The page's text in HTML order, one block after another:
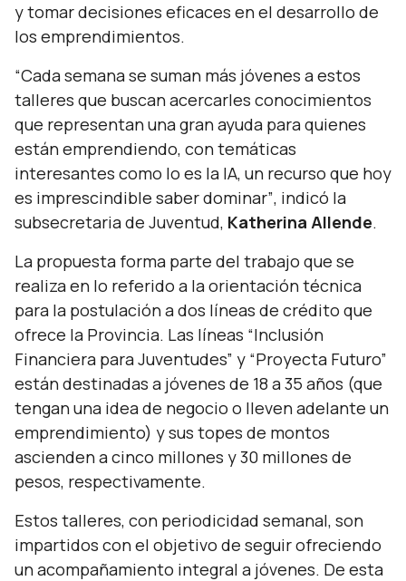
y tomar decisiones eficaces en el desarrollo de
los emprendimientos.
“Cada semana se suman más jóvenes a estos
talleres que buscan acercarles conocimientos
que representan una gran ayuda para quienes
están emprendiendo, con temáticas
interesantes como lo es la IA, un recurso que hoy
es imprescindible saber dominar”, indicó la
subsecretaria de Juventud, Katherina Allende.
La propuesta forma parte del trabajo que se
realiza en lo referido a la orientación técnica
para la postulación a dos líneas de crédito que
ofrece la Provincia. Las líneas “Inclusión
Financiera para Juventudes” y “Proyecta Futuro”
están destinadas a jóvenes de 18 a 35 años (que
tengan una idea de negocio o lleven adelante un
emprendimiento) y sus topes de montos
ascienden a cinco millones y 30 millones de
pesos, respectivamente.
Estos talleres, con periodicidad semanal, son
impartidos con el objetivo de seguir ofreciendo
un acompañamiento integral a jóvenes. De esta